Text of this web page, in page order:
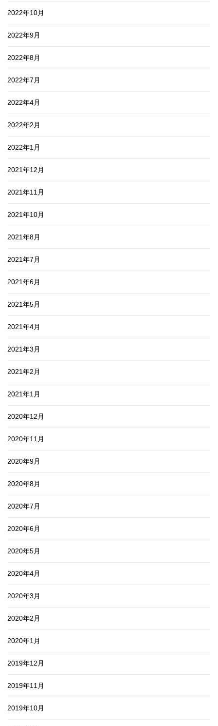
2022年10月
2022年9月
2022年8月
2022年7月
2022年4月
2022年2月
2022年1月
2021年12月
2021年11月
2021年10月
2021年8月
2021年7月
2021年6月
2021年5月
2021年4月
2021年3月
2021年2月
2021年1月
2020年12月
2020年11月
2020年9月
2020年8月
2020年7月
2020年6月
2020年5月
2020年4月
2020年3月
2020年2月
2020年1月
2019年12月
2019年11月
2019年10月